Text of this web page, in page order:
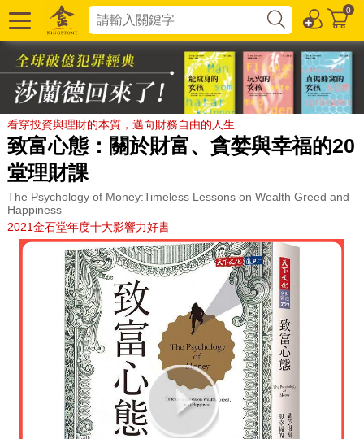
0
看穿投資與理財的本質，邁向財務自由的人生
致富心態：關於財富、貪婪與幸福的20
堂理財課
The Psychology of Money:Timeless Lessons on Wealth Greed and
Happiness
2021金石堂年度十大影響力好書